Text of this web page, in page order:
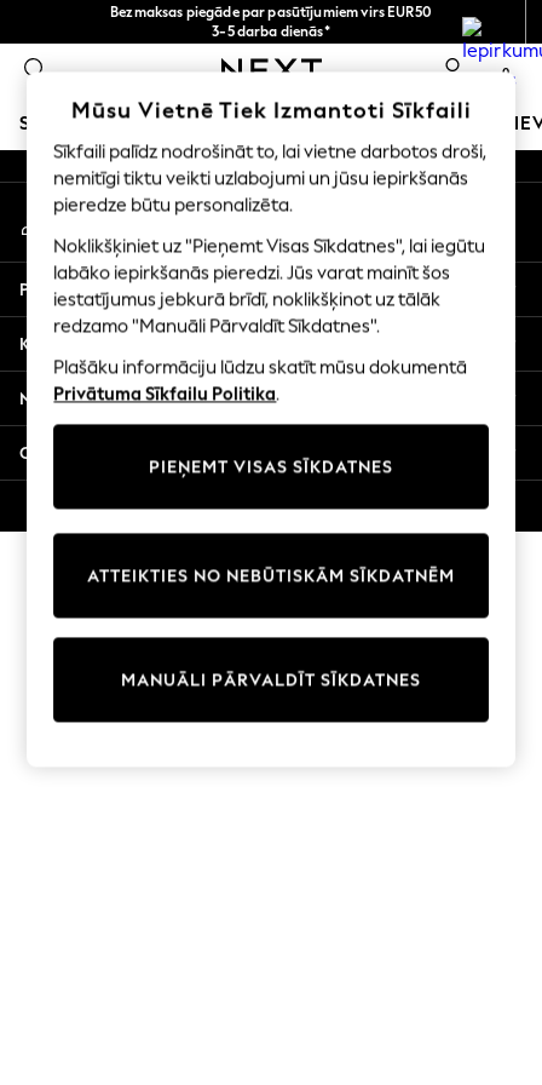
Bezmaksas piegāde par pasūtījumiem virs EUR50
3-5 darba dienās*
Tagad jūs varat
iepirkties latviešu valodā!
0
SKOLAS APĢĒRBS MEITENES ZĒNI MAZULIS
SCHOOLWEAR
All Boys Schoolwear
Shoes
Trousers
Shorts
Shirts
Polo Shirts
Sweatshirts & Jumpers
Multipacks
All Boys Sport & Swimwear
Swimwear
Tops
Joggers
An error occurred on client
Mūsu sociālie tīkli
Mans konts
Pierakstieties savā kontā
Palīdzība
Konfidencialitāte un juridiskā informācija
Nodaļas
Citi pakalpojumi
© 2026 Next Germany GmbH. Visas tiesības aizsargātas.
Mūsu Vietnē Tiek Izmantoti Sīkfaili
Sīkfaili palīdz nodrošināt to, lai vietne darbotos droši,
nemitīgi tiktu veikti uzlabojumi un jūsu iepirkšanās
pieredze būtu personalizēta.
Noklikšķiniet uz "Pieņemt Visas Sīkdatnes", lai iegūtu
labāko iepirkšanās pieredzi. Jūs varat mainīt šos
iestatījumus jebkurā brīdī, noklikšķinot uz tālāk
redzamo "Manuāli Pārvaldīt Sīkdatnes".
Plašāku informāciju lūdzu skatīt mūsu dokumentā
Privātuma Sīkfailu Politika.
PIEŅEMT VISAS SĪKDATNES
MANUĀLI PĀRVALDĪT SĪKDATNES
ATTEIKTIES NO NEBŪTISKĀM SĪKDATNĒM